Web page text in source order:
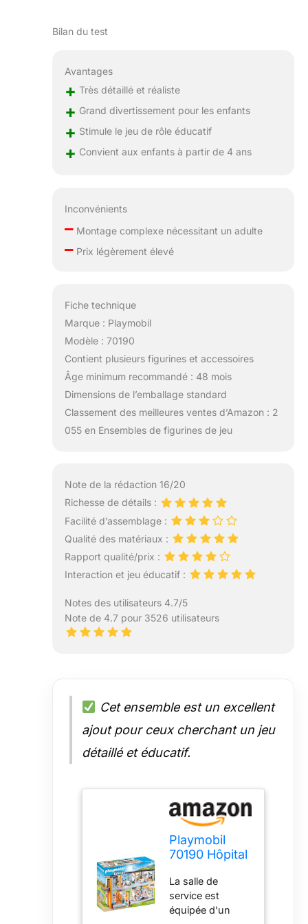
Bilan du test
Avantages
+ Très détaillé et réaliste
+ Grand divertissement pour les enfants
+ Stimule le jeu de rôle éducatif
+ Convient aux enfants à partir de 4 ans
Inconvénients
–Montage complexe nécessitant un adulte
–Prix légèrement élevé
Fiche technique
Marque : Playmobil
Modèle : 70190
Contient plusieurs figurines et accessoires
Âge minimum recommandé : 48 mois
Dimensions de l’emballage standard
Classement des meilleures ventes d’Amazon : 2
055 en Ensembles de figurines de jeu
Note de la rédaction 16/20
Richesse de détails :
Facilité d’assemblage :
Qualité des matériaux :
Rapport qualité/prix :
Interaction et jeu éducatif :
Notes des utilisateurs 4.7/5
Note de 4.7 pour 3526 utilisateurs
Cet ensemble est un excellent
ajout pour ceux cherchant un jeu
détaillé et éducatif.
Playmobil
70190 Hôpital
City Life-
L'hôpital -
City Life
La salle de
service est
équipée d'un